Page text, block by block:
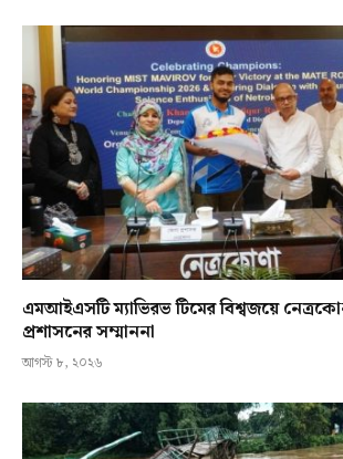
এমআইএসটি ম্যাভিরভ টিমের বিশ্বজয়ে
প্রশাসনের সম্মাননা
আগস্ট ৮, ২০২৬